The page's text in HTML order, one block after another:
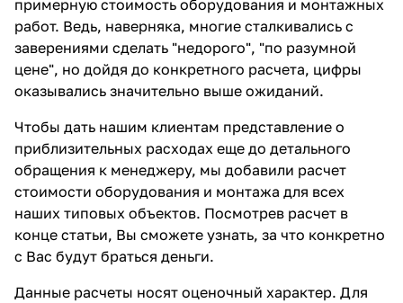
примерную стоимость оборудования и монтажных
работ. Ведь, наверняка, многие сталкивались с
заверениями сделать "недорого", "по разумной
цене", но дойдя до конкретного расчета, цифры
оказывались значительно выше ожиданий.
Чтобы дать нашим клиентам представление о
приблизительных расходах еще до детального
обращения к менеджеру, мы добавили расчет
стоимости оборудования и монтажа для всех
наших типовых объектов. Посмотрев расчет в
конце статьи, Вы сможете узнать, за что конкретно
с Вас будут браться деньги.
Данные расчеты носят оценочный характер. Для